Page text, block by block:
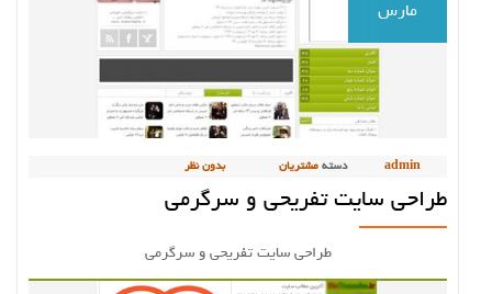
مارس
admin دسته مشتریان بدون نظر
طراحی سایت تفریحی و سرگرمی
طراحی سایت تفریحی و سرگرمی